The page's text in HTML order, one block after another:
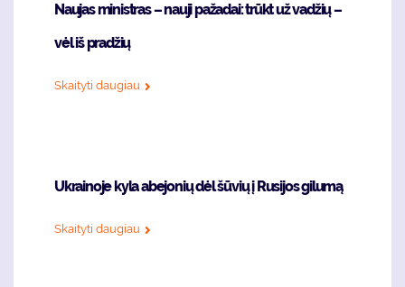
Naujas ministras – nauji pažadai: trūkt už vadžių –
vėl iš pradžių
Skaityti daugiau
Ukrainoje kyla abejonių dėl šūvių į Rusijos gilumą
Skaityti daugiau